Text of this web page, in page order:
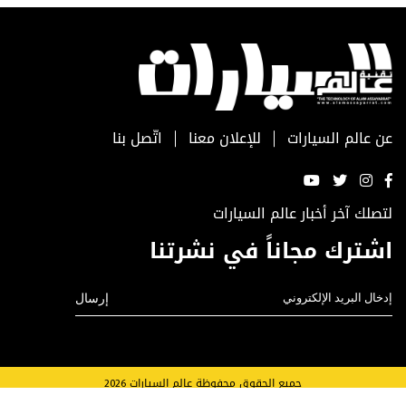
عن عالم السيارات للإعلان معنا اتّصل بنا
لتصلك آخر أخبار عالم السيارات
اشترك مجاناً في نشرتنا
جميع الحقوق محفوظة عالم السيارات 2026